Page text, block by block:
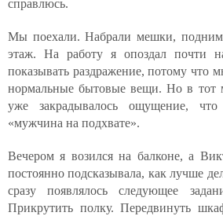
справлюсь.
Мы поехали. Набрали мешки,
этаж. На работу я опоздал почти
показывать раздражение, потому что
нормальные бытовые вещи. Но в тот
уже закрадывалось ощущение,
«мужчина на подхвате».
Вечером я возился на балконе, а
постоянно подсказывала, как лучше
сразу появлялось следующее
Прикрутить полку. Передвинуть